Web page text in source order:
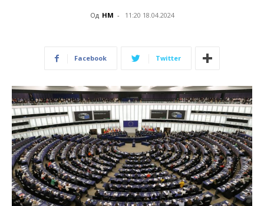
Од НМ - 11:20 18.04.2024
Facebook Twitter